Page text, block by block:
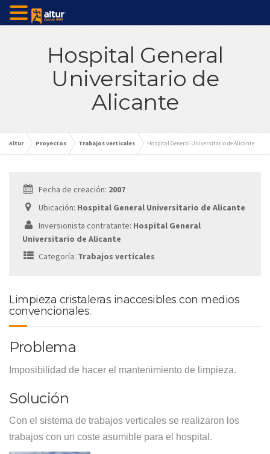
Hospital General
Universitario de
Alicante
Altur Proyectos Trabajos verticales Hospital General Universitario de Alicante
Fecha de creación: 2007
Ubicación: Hospital General Universitario de Alicante
Inversionista contratante: Hospital General
Universitario de Alicante
Categoría: Trabajos verticales
Limpieza cristaleras inaccesibles con medios
convencionales.
Problema
Imposibilidad de hacer el mantenimiento de limpieza.
Solución
Con el sistema de trabajos verticales se realizaron los
trabajos con un coste asumible para el hospital.